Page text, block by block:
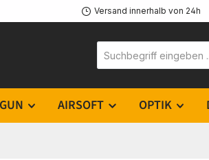
Versand innerhalb von 24h
AIRSOFT OPTIK